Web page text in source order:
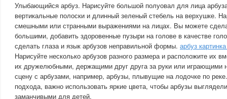
Улыбающийся арбуз. Нарисуйте большой полуовал для лица
вертикальные полоски и длинный зеленый стебель на верхушке.
смешными или странными выражениями на лицах. Вы можете
большими, добавить здоровенные пузыри на голове в качестве
сделать глаза и язык арбузов неправильной формы. арбуз
Нарисуйте несколько арбузов разного размера и расположите их
их дружелюбными, держащими друг друга за руки или играющими
сцену с арбузами, например, арбузы, плывущие на лодочке по
подхода, важно использовать яркие цвета, чтобы арбузы
заманчивыми для детей.